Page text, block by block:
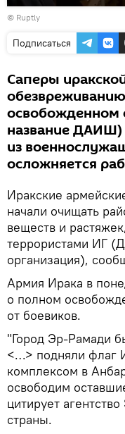
Воспроизвести
видео
© Ruptly
Подписаться
Саперы
освобожденном
название
из
осложняется
Иракские
начали очищать
веществ и
террористами ИГ
организация),
Армия Ирака в
о полном
от боевиков.
"Город Эр-Рамади
<…> подняли флаг
комплексом в
освободим
цитирует
страны.